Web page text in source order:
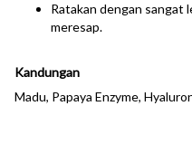
Ratakan dengan sangat
meresap.
Kandungan
Madu, Papaya Enzyme,